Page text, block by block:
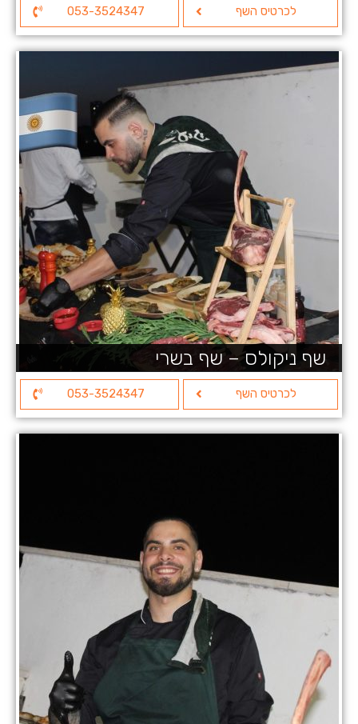
לכרטיס השף 053-3524347
שף ניקולס – שף בשרי
לכרטיס השף 053-3524347